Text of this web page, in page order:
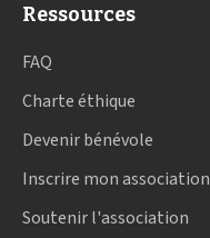
Ressources
FAQ
Charte éthique
Devenir bénévole
Inscrire mon association
Soutenir l'association